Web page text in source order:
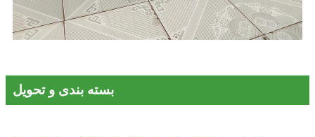
بسته بندی و تحویل